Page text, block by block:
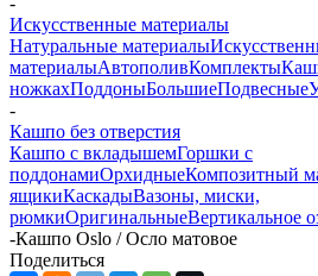
Искусственные материалы
Натуральные материалы
материалыАвтополивКомплекты
ножкахПоддоныБольшиеПодвесные
-
Кашпо без отверстия
Кашпо с вкладышемГоршки с
поддонамиОрхидныеКомпозитный
ящикиКаскадыВазоны, миски,
рюмкиОригинальныеВертикальное
-Кашпо Oslo / Осло матовое
Поделиться